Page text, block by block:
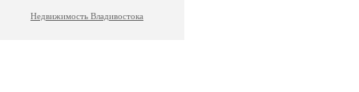
Недвижимость Владивостока